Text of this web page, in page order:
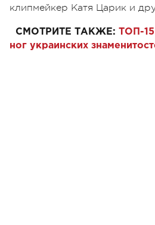
клипмейкер Катя Царик и
СМОТРИТЕ ТАКЖЕ: ТОП-
ног украинских